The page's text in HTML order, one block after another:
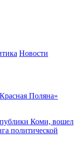
Новости
Поляна»
Коми, вошел
политической